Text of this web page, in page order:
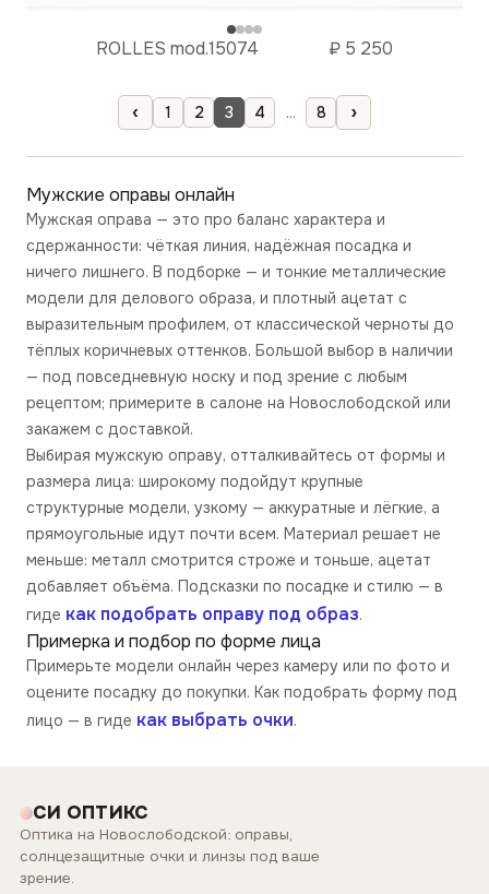
ROLLES mod.15074 ₽ 5 250
‹ 1 2 3 4 ... 8 ›
Мужские оправы онлайн
Мужская оправа — это про баланс характера и
сдержанности: чёткая линия, надёжная посадка и
ничего лишнего. В подборке — и тонкие металлические
модели для делового образа, и плотный ацетат с
выразительным профилем, от классической черноты до
тёплых коричневых оттенков. Большой выбор в наличии
— под повседневную носку и под зрение с любым
рецептом; примерите в салоне на Новослободской или
закажем с доставкой.
Выбирая мужскую оправу, отталкивайтесь от формы и
размера лица: широкому подойдут крупные
структурные модели, узкому — аккуратные и лёгкие, а
прямоугольные идут почти всем. Материал решает не
меньше: металл смотрится строже и тоньше, ацетат
добавляет объёма. Подсказки по посадке и стилю — в
гиде как подобрать оправу под образ.
Примерка и подбор по форме лица
Примерьте модели онлайн через камеру или по фото и
оцените посадку до покупки. Как подобрать форму под
лицо — в гиде как выбрать очки.
СИ ОПТИКС
Оптика на Новослободской: оправы,
солнцезащитные очки и линзы под ваше
зрение.